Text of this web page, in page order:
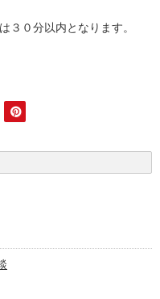
３０分以内となります。